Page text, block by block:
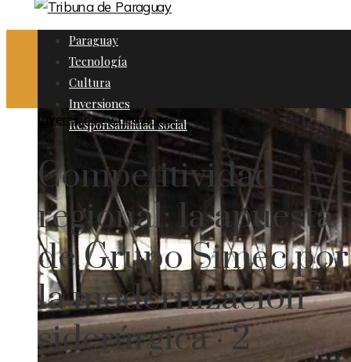
Paraguay
Tecnología
Cultura
Inversiones
Responsabilidad social
Inversiones y negocios
Competitividad
regional: la apuesta
de Grupo Simec por
la modernización
siderúrgica · 2